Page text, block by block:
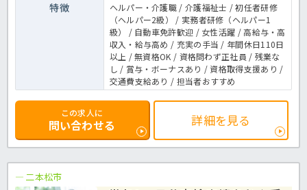
特徴
ヘルパー・介護職 / 介護福祉士 / 初任者研修
（ヘルパー2級） / 実務者研修（ヘルパー1
級） / 自動車免許歓迎 / 女性活躍 / 高給与・高
収入・給与高め / 充実の手当 / 年間休日110日
以上 / 無資格OK / 資格問わず正社員 / 残業な
し / 賞与・ボーナスあり / 資格取得支援あり /
交通費支給あり / 担当者おすすめ
この求人に
問い合わせる 詳細を見る
二本松市